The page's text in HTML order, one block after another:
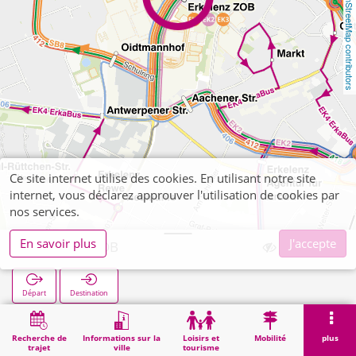
OpenStreetMap contributors
Recherche de
trajet
Informations sur la
ville
Loisirs et
tourisme
Mobilité plus
Erkelenz ZOB
Départ Destination
Démarrage Erkelenz ZOB
Ce site internet utilise des cookies. En utilisant notre site
internet, vous déclarez approuver l'utilisation de cookies par
nos services.
En savoir plus
J'accepte